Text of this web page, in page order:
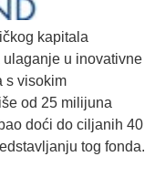
kapitala
ulaganje u inovativne
s visokim
od 25 milijuna
doći do ciljanih 40
tog fonda.